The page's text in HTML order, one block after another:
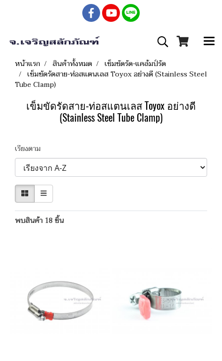
หน้าแรก สินค้าทั้งหมด
เข็มขัดรัด-แคล้มป์รัด
เข็มขัดรัดสาย-ท่อสแตนเลส Toyox อย่างดี (Stainless Steel
Tube Clamp)
เข็มขัดรัดสาย-ท่อสแตนเลส Toyox อย่างดี
(Stainless Steel Tube Clamp)
เรียงตาม
พบสินค้า 18 ชิ้น